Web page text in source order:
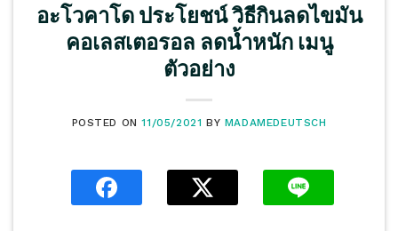
อะโวคาโด ประโยชน์ วิธีกินลดไขมัน
คอเลสเตอรอล ลดน้ำหนัก เมนู
ตัวอย่าง
POSTED ON11/05/2021 BY MADAMEDEUTSCH